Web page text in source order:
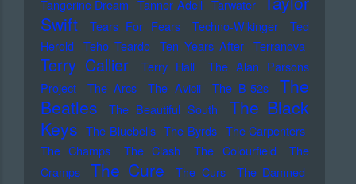
Tangerine Dream Tanner Adell Tarwater
Swift
Tears For Fears Techno-Wikinger
Ted
Herold
Teho Teardo Ten Years After Terranova
Terry Callier Terry Hall
The Alan Parsons
Project
The Arcs The Avicii The B-52s
The
Beatles
The Beautiful South
The Black
Keys The Bluebells The Byrds The Carpenters
The Champs
The Clash The Colourfield
The
Cramps
The Cure The Curs
The Damned